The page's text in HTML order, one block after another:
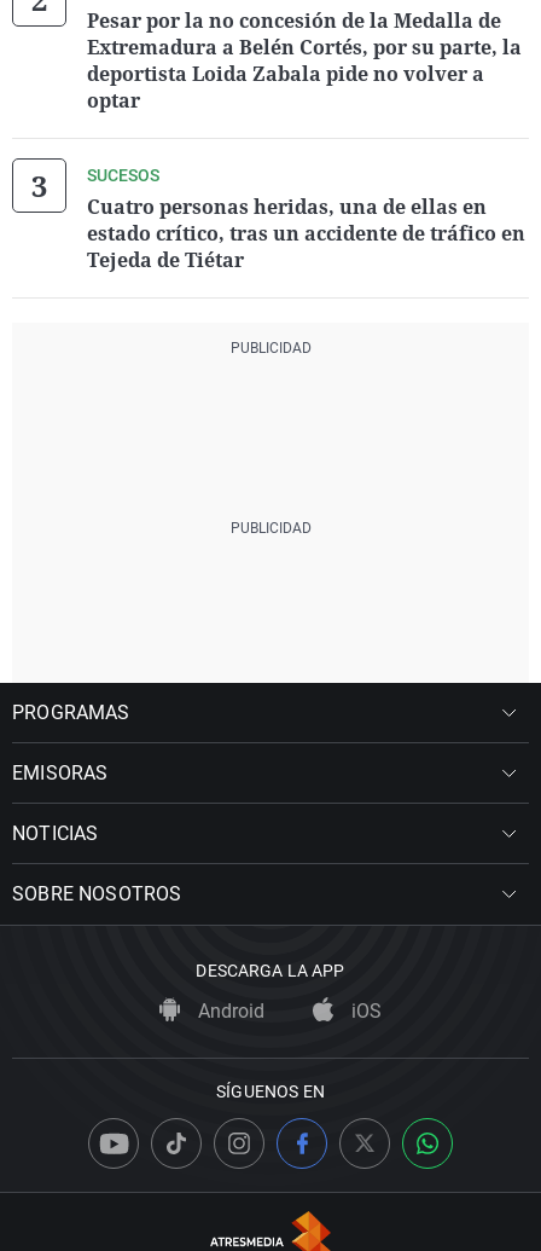
Pesar por la no concesión de la Medalla de
Extremadura a Belén Cortés, por su parte, la
deportista Loida Zabala pide no volver a
optar
SUCESOS
Cuatro personas heridas, una de ellas en
estado crítico, tras un accidente de tráfico en
Tejeda de Tiétar
PROGRAMAS
EMISORAS
NOTICIAS
SOBRE NOSOTROS
DESCARGA LA APP
Android iOS
SÍGUENOS EN